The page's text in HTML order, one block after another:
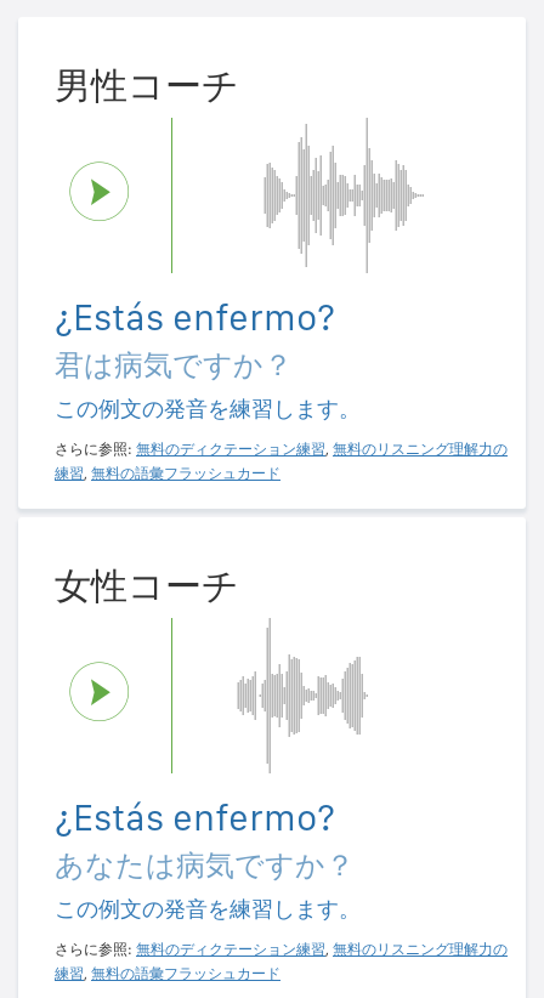
男性コーチ
¿Estás enfermo?
君は病気ですか？
この例文の発音を練習します。
さらに参照: 無料のディクテーション練習, 無料のリスニング理解力の
練習, 無料の語彙フラッシュカード
女性コーチ
¿Estás enfermo?
あなたは病気ですか？
この例文の発音を練習します。
さらに参照: 無料のディクテーション練習, 無料のリスニング理解力の
練習, 無料の語彙フラッシュカード